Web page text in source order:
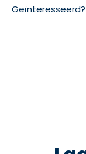
Geïnteresseerd?